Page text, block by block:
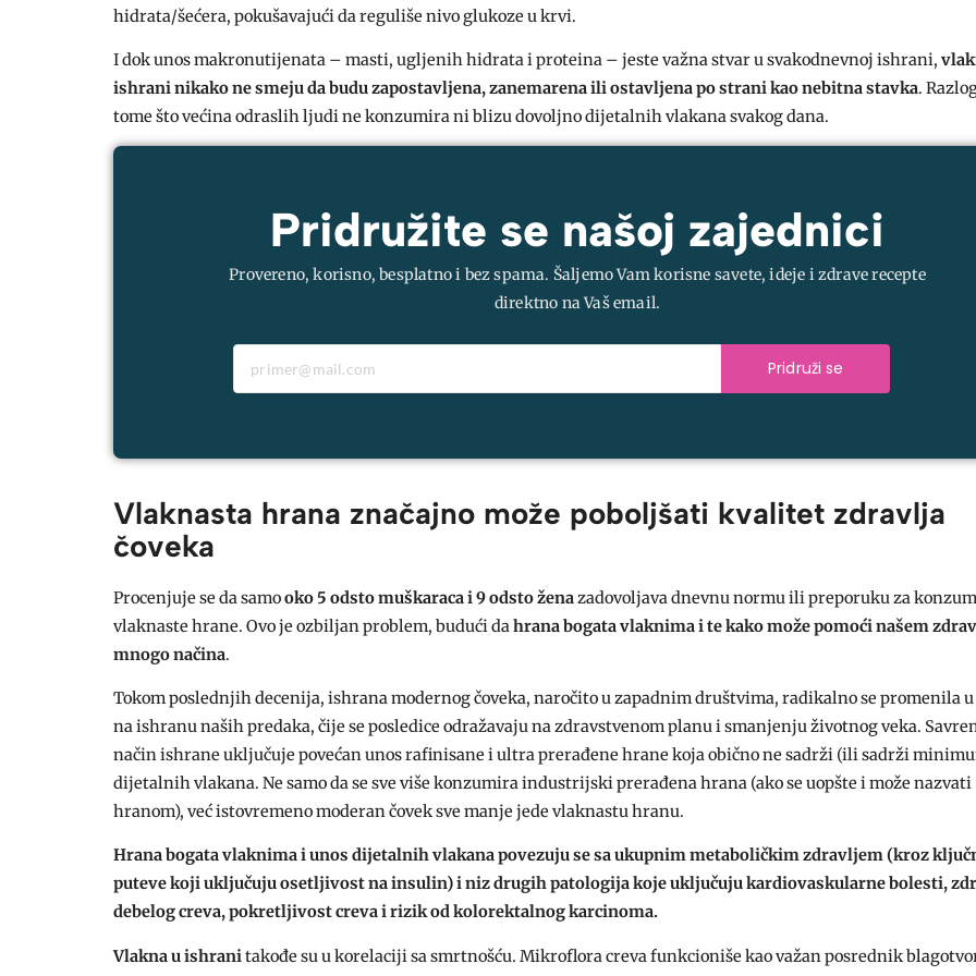
hidrata/šećera, pokušavajući da reguliše nivo glukoze u krvi.
I dok unos makronutijenata – masti, ugljenih hidrata i proteina – jeste važna stvar u svakodnevnoj ishrani,
ishrani nikako ne smeju da budu zapostavljena, zanemarena ili ostavljena po strani kao nebitna stavka.
tome što većina odraslih ljudi ne konzumira ni blizu dovoljno dijetalnih vlakana svakog dana.
Pridružite se našoj zajednici
Provereno, korisno, besplatno i bez spama. Šaljemo Vam korisne savete, ideje i zdrave recepte
direktno na Vaš email.
Pridruži se
Vlaknasta hrana značajno može poboljšati kvalitet zdravlja
čoveka
Procenjuje se da samooko 5 odsto muškaraca i 9 odsto ženazadovoljava dnevnu normu ili preporuku za
vlaknaste hrane. Ovo je ozbiljan problem, budući dahrana bogata vlaknima i te kako može pomoći našem
mnogo načina.
Tokom poslednjih decenija, ishrana modernog čoveka, naročito u zapadnim društvima, radikalno se promenila u
na ishranu naših predaka, čije se posledice odražavaju na zdravstvenom planu i smanjenju životnog veka.
način ishrane uključuje povećan unos rafinisane i ultra prerađene hrane koja obično ne sadrži (ili sadrži
dijetalnih vlakana. Ne samo da se sve više konzumira industrijski prerađena hrana (ako se uopšte i može nazvati
hranom), već istovremeno moderan čovek sve manje jede vlaknastu hranu.
Hrana bogata vlaknima i unos dijetalnih vlakana povezuju se sa ukupnim metaboličkim zdravljem(kroz
puteve koji uključuju osetljivost na insulin) i niz drugih patologija koje uključuju kardiovaskularne bolesti,
debelog creva, pokretljivost creva i rizik od kolorektalnog karcinoma.
Vlakna u ishranitakođe su u korelaciji sa smrtnošću. Mikroflora creva funkcioniše kao važan posrednik